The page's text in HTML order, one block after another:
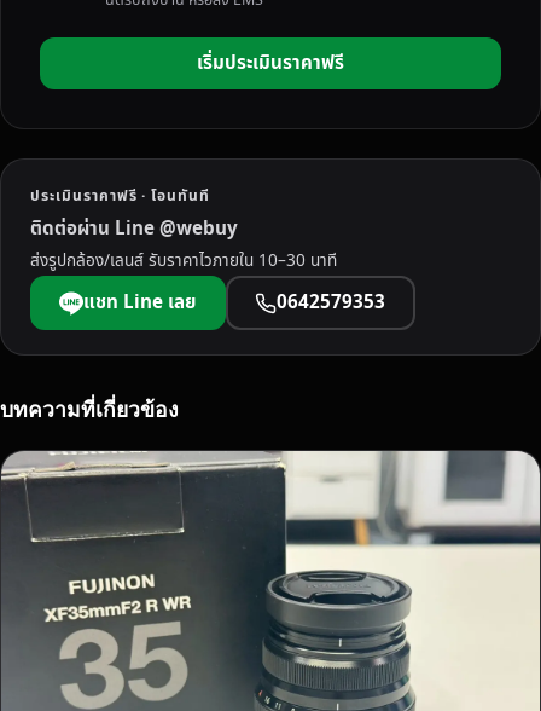
ง
บ้
จ่
า
ย
เ
งิ
ส
ทั
ห้
ร
า
ค
า
เริ่มประเมินราคาฟรี
ประเมินราคาฟรี · โอนทันที
ติดต่อผ่าน Line @webuy
ส่งรูปกล้อง/เลนส์ รับราคาไวภายใน 10–30 นาที
แชท Line เลย 0642579353
บทความที่เกี่ยวข้อง